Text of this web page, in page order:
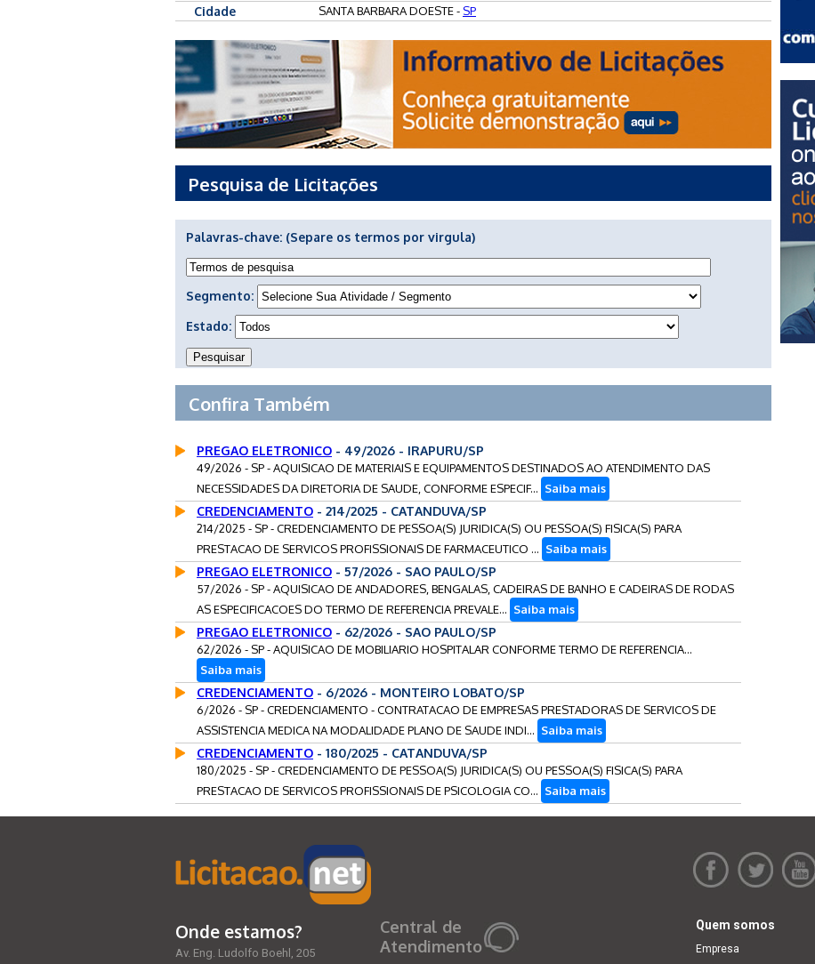
Cidade SANTA BARBARA DOESTE - SP
Pesquisa de Licitações
Palavras-chave: (Separe os termos por virgula)
Segmento:
Estado:
Confira Também
PREGAO ELETRONICO - 49/2026 - IRAPURU/SP
49/2026 - SP - AQUISICAO DE MATERIAIS E EQUIPAMENTOS DESTINADOS AO ATENDIMENTO DAS
NECESSIDADES DA DIRETORIA DE SAUDE, CONFORME ESPECIF... Saiba mais
CREDENCIAMENTO - 214/2025 - CATANDUVA/SP
214/2025 - SP - CREDENCIAMENTO DE PESSOA(S) JURIDICA(S) OU PESSOA(S) FISICA(S) PARA
PRESTACAO DE SERVICOS PROFISSIONAIS DE FARMACEUTICO ... Saiba mais
PREGAO ELETRONICO - 57/2026 - SAO PAULO/SP
57/2026 - SP - AQUISICAO DE ANDADORES, BENGALAS, CADEIRAS DE BANHO E CADEIRAS DE RODAS
AS ESPECIFICACOES DO TERMO DE REFERENCIA PREVALE... Saiba mais
PREGAO ELETRONICO - 62/2026 - SAO PAULO/SP
62/2026 - SP - AQUISICAO DE MOBILIARIO HOSPITALAR CONFORME TERMO DE REFERENCIA...
Saiba mais
CREDENCIAMENTO - 6/2026 - MONTEIRO LOBATO/SP
6/2026 - SP - CREDENCIAMENTO - CONTRATACAO DE EMPRESAS PRESTADORAS DE SERVICOS DE
ASSISTENCIA MEDICA NA MODALIDADE PLANO DE SAUDE INDI... Saiba mais
CREDENCIAMENTO - 180/2025 - CATANDUVA/SP
180/2025 - SP - CREDENCIAMENTO DE PESSOA(S) JURIDICA(S) OU PESSOA(S) FISICA(S) PARA
PRESTACAO DE SERVICOS PROFISSIONAIS DE PSICOLOGIA CO... Saiba mais
Onde estamos?
Av. Eng. Ludolfo Boehl, 205
Central de
Atendimento
Quem somos
Empresa